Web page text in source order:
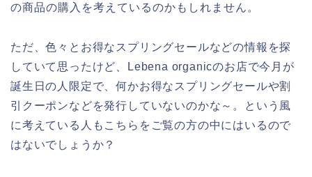
の商品の購入を考えているのかもしれません。
ただ、色々とお得なスプリングセールなどの情報を探
していて思ったけど、Lebena organicのお店で今月が
誕生日の人限定で、何かお得なスプリングセールや割
引クーポンなどを発行していないのかな～。という風
に考えている人もこちらをご覧の方の中にはいるので
はないでしょうか？